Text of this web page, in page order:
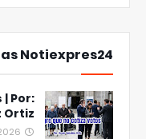
Notiexpres24
Por:
Ortiz
8/01/